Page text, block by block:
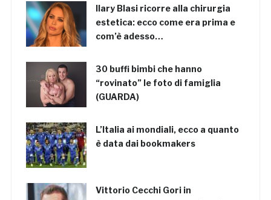
Ilary Blasi ricorre alla chirurgia
estetica: ecco come era prima e
com’è adesso…
30 buffi bimbi che hanno
“rovinato” le foto di famiglia
(GUARDA)
L’Italia ai mondiali, ecco a quanto
è data dai bookmakers
Vittorio Cecchi Gori in